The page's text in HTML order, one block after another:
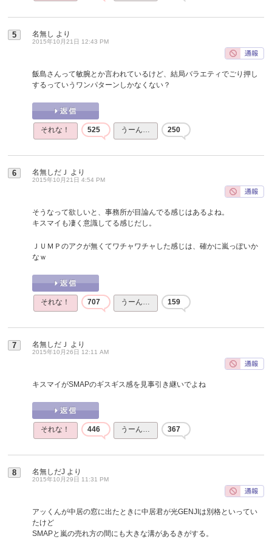
5 名無し より
2015年10月21日 12:43 PM
飯島さんって敏腕とか言われているけど、結局バラエティでごり押し
するっていうワンパターンしかなくない？
それな！ 525 うーん… 250
6 名無しだＪ より
2015年10月21日 4:54 PM
そうなって欲しいと、事務所が目論んでる感じはあるよね。
キスマイも凄く意識してる感じだし。
ＪＵＭＰのアクが無くてワチャワチャした感じは、確かに嵐っぽいか
なｗ
それな！ 707 うーん… 159
7 名無しだＪ より
2015年10月26日 12:11 AM
キスマイがSMAPのギスギス感を見事引き継いでよね
それな！ 446 うーん… 367
8 名無しだJ より
2015年10月29日 11:31 PM
アッくんが中居の窓に出たときに中居君が光GENJIは別格といってい
たけど
SMAPと嵐の売れ方の間にも大きな溝があるきがする。